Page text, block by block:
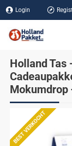
Login
Holland Tas
Mokumdrop
BEST VERKOCHT